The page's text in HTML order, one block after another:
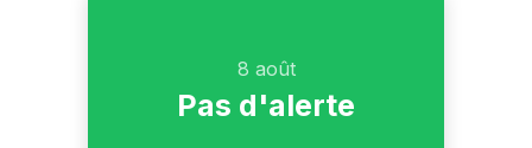
8 août
Pas d'alerte